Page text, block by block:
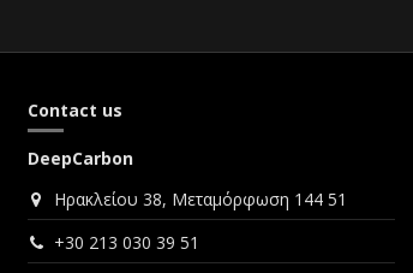
Contact us
DeepCarbon
Ηρακλείου 38, Μεταμόρφωση 144 51
+30 213 030 39 51